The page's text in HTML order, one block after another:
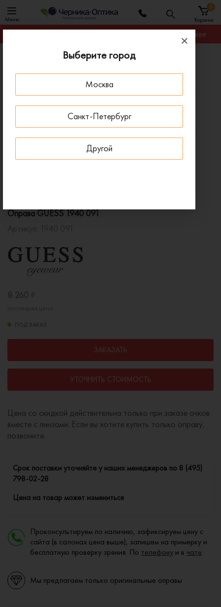
Выберите город
Москва
Санкт-Петербург
Другой
Меню Корзина
0
Гарантируем лучшую цену на любую оправу в Москве
Оправы для очков
Оправа GUESS 1940 091
Оправа GUESS 1940 091
ПОД ЗАКАЗ
ЗАКАЗАТЬ
УТОЧНИТЬ СТОИМОСТЬ
Цена со скидкой действительна только при заказе очков
вместе с линзами. Если вы хотите купить только оправу,
позвоните.
Cрок поставки уточняйте у наших менеджеров по 8 (495)
798-02-28
Цена на товар может измениться
Проконсультируем по наличию, зафиксируем цену с
сайта (в салонах цена выше), запишем на примерку и
бесплатную проверку зрения. По телефону и в чате
Мы предлагаем только оригинальные оправы
ПОД ЗАКАЗ